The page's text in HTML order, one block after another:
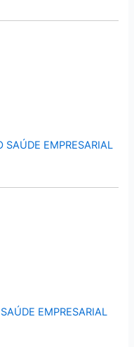
SAÚDE EMPRESARIAL
EMPRESARIAL